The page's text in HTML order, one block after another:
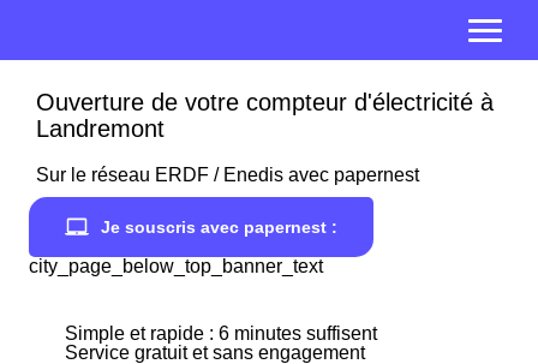
Ouverture de votre compteur d'électricité à
Landremont
Sur le réseau ERDF / Enedis avec papernest
Je souscris avec papernest :
city_page_below_top_banner_text
Simple et rapide : 6 minutes suffisent
Service gratuit et sans engagement